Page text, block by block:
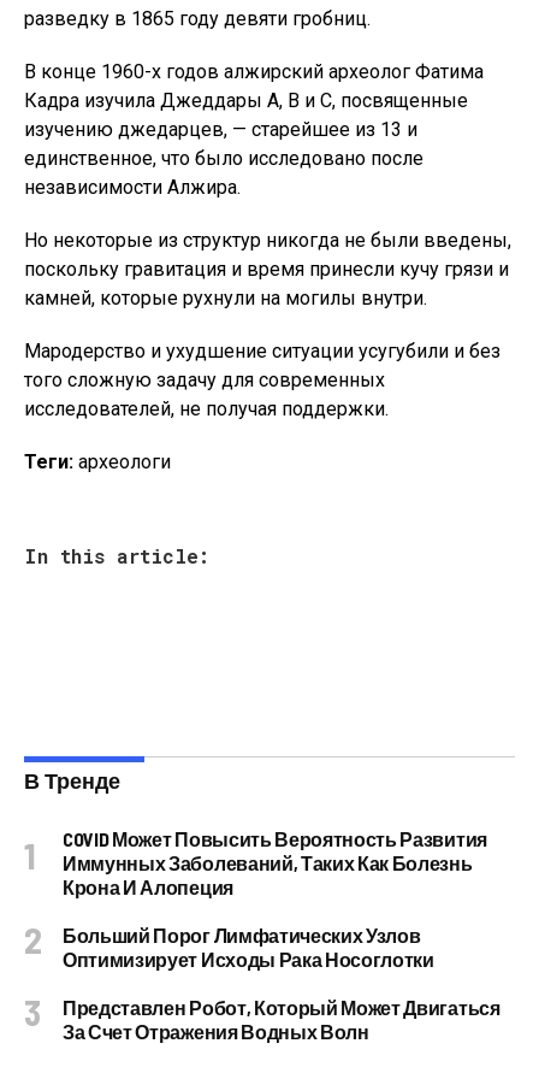
разведку в 1865 году девяти гробниц.
В конце 1960-х годов алжирский археолог Фатима
Кадра изучила Джеддары А, В и С, посвященные
изучению джедарцев, — старейшее из 13 и
единственное, что было исследовано после
независимости Алжира.
Но некоторые из структур никогда не были введены,
поскольку гравитация и время принесли кучу грязи и
камней, которые рухнули на могилы внутри.
Мародерство и ухудшение ситуации усугубили и без
того сложную задачу для современных
исследователей, не получая поддержки.
Теги: археологи
In this article:
В Тренде
COVID Может Повысить Вероятность Развития
Иммунных Заболеваний, Таких Как Болезнь
Крона И Алопеция
Больший Порог Лимфатических Узлов
Оптимизирует Исходы Рака Носоглотки
Представлен Робот, Который Может Двигаться
За Счет Отражения Водных Волн